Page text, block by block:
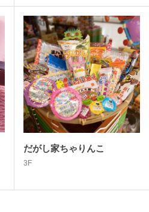
だがし家ちゃりんこ
3F